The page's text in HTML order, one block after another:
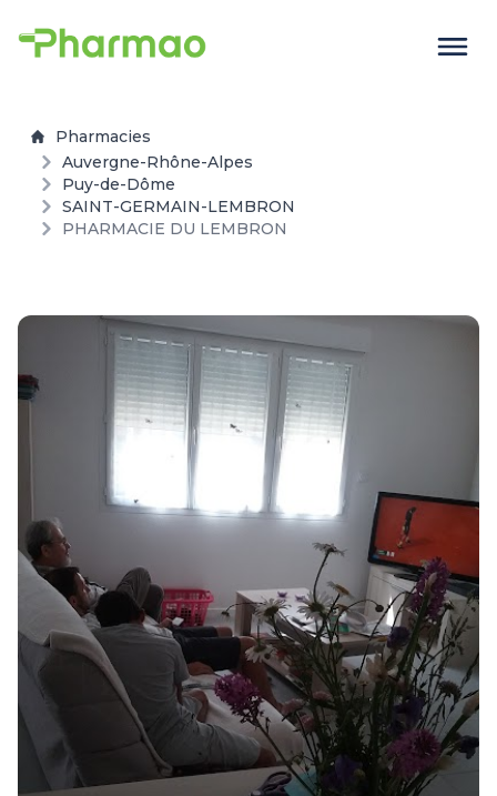
Pharmacies
Auvergne-Rhône-Alpes
Puy-de-Dôme
SAINT-GERMAIN-LEMBRON
PHARMACIE DU LEMBRON